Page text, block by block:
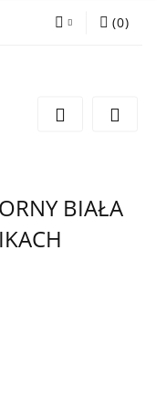
Wyślij e-mail
(0)
BIAŁA